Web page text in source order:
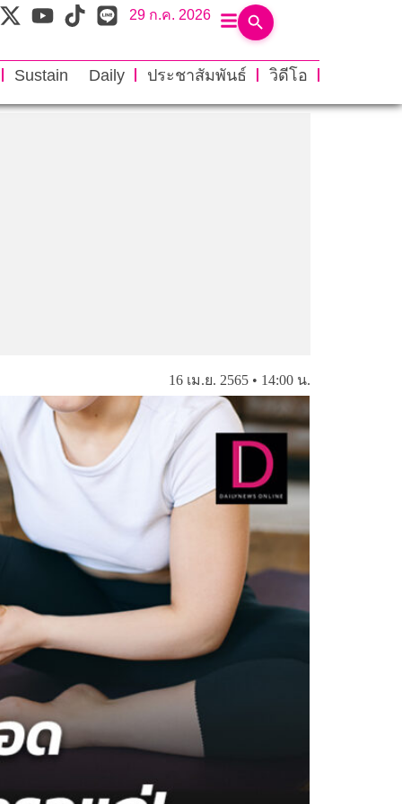
29 ก.ค. 2026
Sustain Daily ประชาสัมพันธ์ วิดีโอ
16 เม.ย. 2565 • 14:00 น.